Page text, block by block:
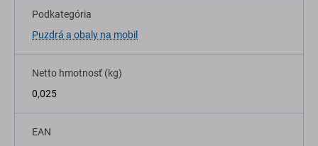
Podkategória
Puzdrá a obaly na mobil
Netto hmotnosť (kg)
0,025
EAN